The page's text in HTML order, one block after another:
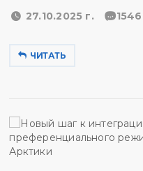
27.10.2025 г. 1546
ЧИТАТЬ